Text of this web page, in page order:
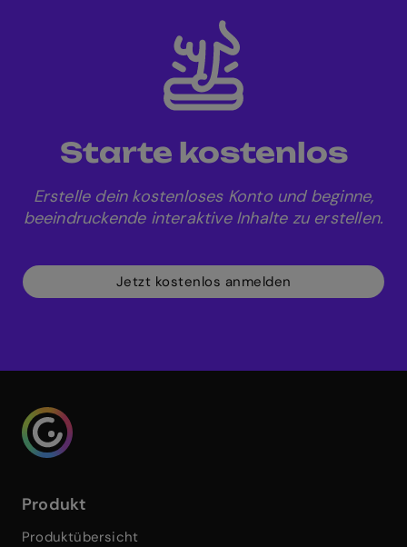
Starte kostenlos
Erstelle dein kostenloses Konto und beginne,
beeindruckende interaktive Inhalte zu erstellen.
Jetzt kostenlos anmelden
Genialy home page
Produkt
Produktübersicht